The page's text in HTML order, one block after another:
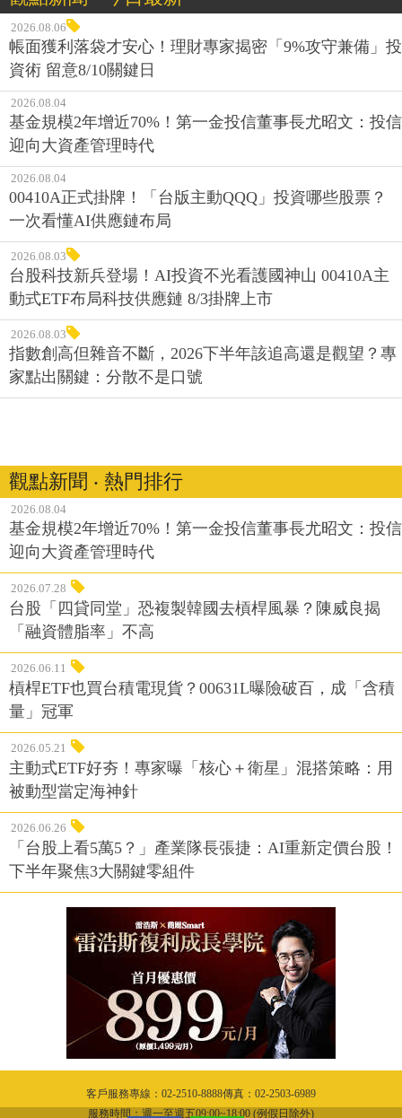
2026.08.06
帳面獲利落袋才安心！理財專家揭密「9%攻守兼備」投
資術 留意8/10關鍵日
2026.08.04
基金規模2年增近70%！第一金投信董事長尤昭文：投信
迎向大資產管理時代
2026.08.04
00410A正式掛牌！「台版主動QQQ」投資哪些股票？
一次看懂AI供應鏈布局
2026.08.03
台股科技新兵登場！AI投資不光看護國神山 00410A主
動式ETF布局科技供應鏈 8/3掛牌上市
2026.08.03
指數創高但雜音不斷，2026下半年該追高還是觀望？專
家點出關鍵：分散不是口號
觀點新聞 ‧ 熱門排行
2026.08.04
基金規模2年增近70%！第一金投信董事長尤昭文：投信
迎向大資產管理時代
2026.07.28
台股「四貸同堂」恐複製韓國去槓桿風暴？陳威良揭
「融資體脂率」不高
2026.06.11
槓桿ETF也買台積電現貨？00631L曝險破百，成「含積
量」冠軍
2026.05.21
主動式ETF好夯！專家曝「核心＋衛星」混搭策略：用
被動型當定海神針
2026.06.26
「台股上看5萬5？」產業隊長張捷：AI重新定價台股！
下半年聚焦3大關鍵零組件
客戶服務專線：02-2510-8888傳真：02-2503-6989
服務時間：週一至週五09:00~18:00 (例假日除外)